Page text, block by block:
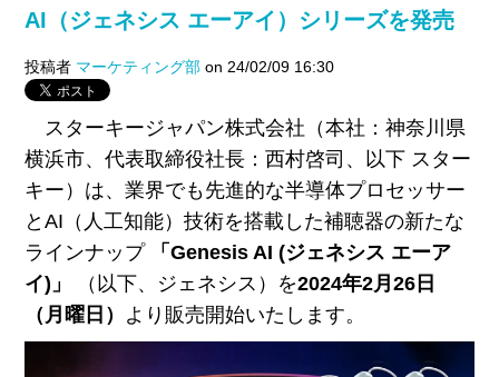
AI（ジェネシス エーアイ）シリーズを発売
投稿者 マーケティング部on 24/02/09 16:30
スターキージャパン株式会社（本社：神奈川県
横浜市、代表取締役社長：西村啓司、以下 スター
キー）は、業界でも先進的な半導体プロセッサー
とAI（人工知能）技術を搭載した補聴器の新たな
ラインナップ
「Genesis AI (ジェネシス エーア
イ)」
（以下、ジェネシス）を2024年2月26日
（月曜日）
より販売開始いたします。